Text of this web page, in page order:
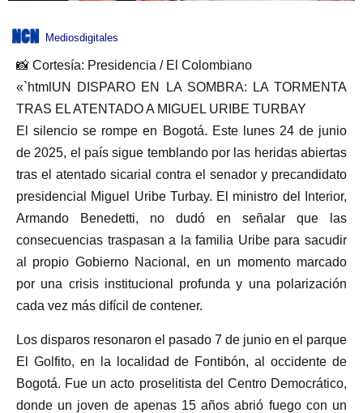
Mediosdigitales
📸 Cortesía: Presidencia / El Colombiano
«`htmlUN DISPARO EN LA SOMBRA: LA TORMENTA
TRAS EL ATENTADO A MIGUEL URIBE TURBAY
El silencio se rompe en Bogotá. Este lunes 24 de junio
de 2025, el país sigue temblando por las heridas abiertas
tras el atentado sicarial contra el senador y precandidato
presidencial Miguel Uribe Turbay. El ministro del Interior,
Armando Benedetti, no dudó en señalar que las
consecuencias traspasan a la familia Uribe para sacudir
al propio Gobierno Nacional, en un momento marcado
por una crisis institucional profunda y una polarización
cada vez más difícil de contener.
Los disparos resonaron el pasado 7 de junio en el parque
El Golfito, en la localidad de Fontibón, al occidente de
Bogotá. Fue un acto proselitista del Centro Democrático,
donde un joven de apenas 15 años abrió fuego con un